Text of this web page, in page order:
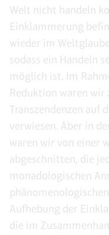
Welt nicht handeln
Einklammerung
wieder im
sodass ein Handeln
möglich ist. Im
Reduktion waren
Transzendenzen auf
verwiesen. Aber in
waren wir von einer
abgeschnitten, die
monadologischen
Aufhebung der
die im